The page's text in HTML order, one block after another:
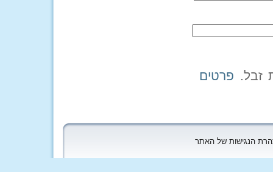
פרטים
הנגישות של האתר